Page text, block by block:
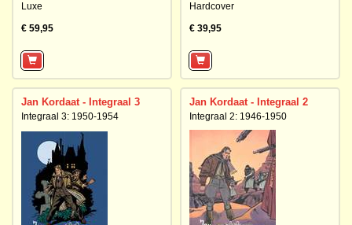
Luxe
€ 59,95
Hardcover
€ 39,95
Jan Kordaat - Integraal 3
Integraal 3: 1950-1954
Jan Kordaat - Integraal 2
Integraal 2: 1946-1950